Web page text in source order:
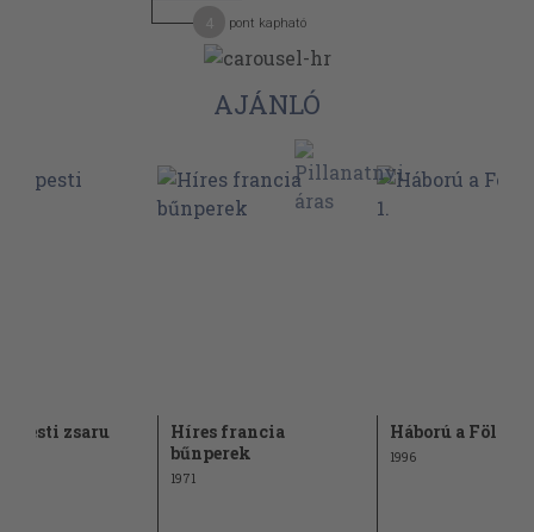
pont kapható
AJÁNLÓ
a pesti zsaru
Híres francia
bűnperek
1971
Háború a Földön
1996